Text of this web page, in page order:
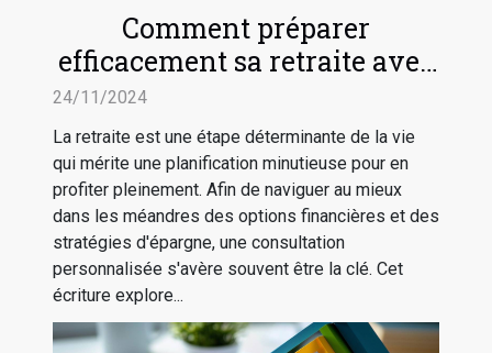
Comment préparer
efficacement sa retraite avec
une consultation
personnalisée
24/11/2024
La retraite est une étape déterminante de la vie
qui mérite une planification minutieuse pour en
profiter pleinement. Afin de naviguer au mieux
dans les méandres des options financières et des
stratégies d'épargne, une consultation
personnalisée s'avère souvent être la clé. Cet
écriture explore...